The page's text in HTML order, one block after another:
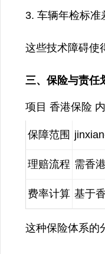
车辆年检标准
这些技术障碍使
三、保险与责任
项目 香港保险
保障范围
理赔流程 需香
费率计算 基于
这种保险体系的